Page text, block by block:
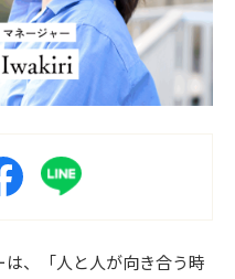
、「人と人が向き合う時